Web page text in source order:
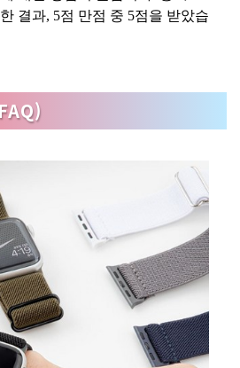
결과, 5점 만점 중 5점을 받았습